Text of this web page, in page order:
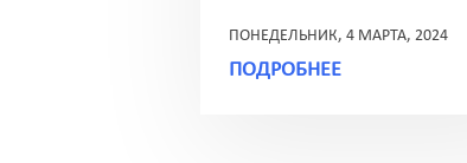
ПОНЕДЕЛЬНИК, 4 МАРТА, 2024
ПОДРОБНЕЕ